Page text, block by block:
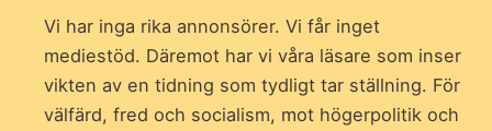
Vi har inga rika annonsörer. Vi får inget
mediestöd. Däremot har vi våra läsare som inser
vikten av en tidning som tydligt tar ställning. För
välfärd, fred och socialism, mot högerpolitik och